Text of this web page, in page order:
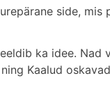
side, mis
ka idee. Nad
Kaalud